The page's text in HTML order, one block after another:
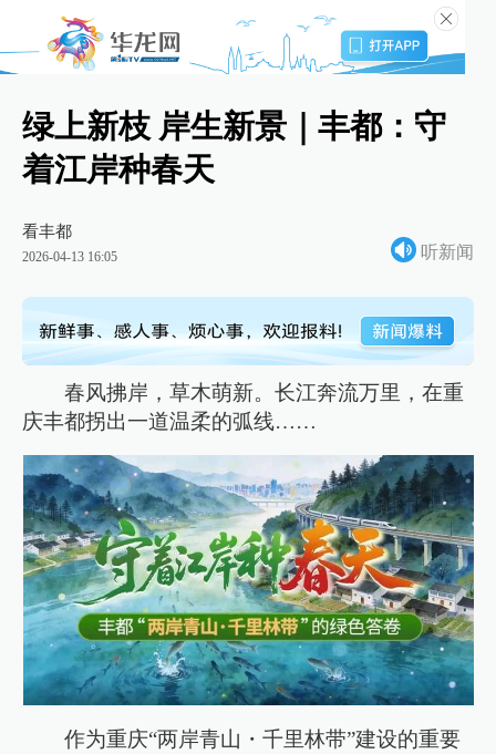
绿上新枝 岸生新景｜丰都：守
着江岸种春天
看丰都
2026-04-13 16:05 听新闻
春风拂岸，草木萌新。长江奔流万里，在重
庆丰都拐出一道温柔的弧线……
作为重庆“两岸青山・千里林带”建设的重要